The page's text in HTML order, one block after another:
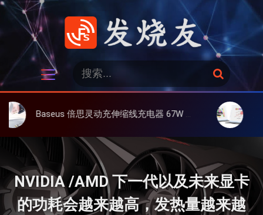
跳
发烧友
：
搜
索
倍思灵动充伸缩线充电器 67W 3C，超耐用可伸缩线、氮化镓、3C多设备同时充 大上 Paperlike
NVIDIA /AMD 下一代以及未来显卡
的功耗会越来越高，发热量越来越